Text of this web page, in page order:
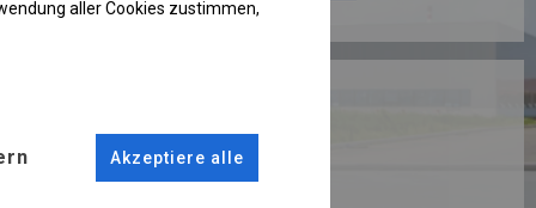
PLUS
aller Cookies zustimmen,
Akzeptiere alle